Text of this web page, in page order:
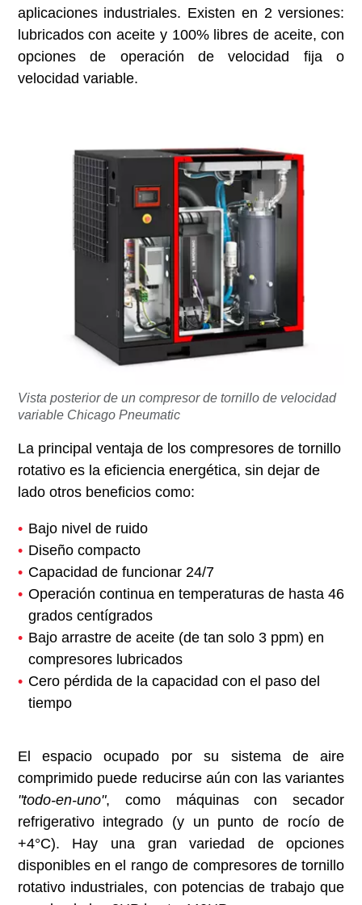
aplicaciones industriales. Existen en 2 versiones:
lubricados con aceite y 100% libres de aceite, con
opciones de operación de velocidad fija o
velocidad variable.
Vista posterior de un compresor de tornillo de velocidad
variable Chicago Pneumatic
La principal ventaja de los compresores de tornillo
rotativo es la eficiencia energética, sin dejar de
lado otros beneficios como:
Bajo nivel de ruido
Diseño compacto
Capacidad de funcionar 24/7
Operación continua en temperaturas de hasta 46
grados centígrados
Bajo arrastre de aceite (de tan solo 3 ppm) en
compresores lubricados
Cero pérdida de la capacidad con el paso del
tiempo
El espacio ocupado por su sistema de aire
comprimido puede reducirse aún con las variantes
"todo-en-uno", como máquinas con secador
refrigerativo integrado (y un punto de rocío de
+4°C). Hay una gran variedad de opciones
disponibles en el rango de compresores de tornillo
rotativo industriales, con potencias de trabajo que